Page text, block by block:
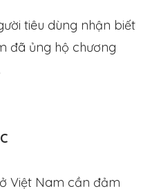
tiêu dùng nhận biết
đã ủng hộ chương
Việt Nam cần đảm